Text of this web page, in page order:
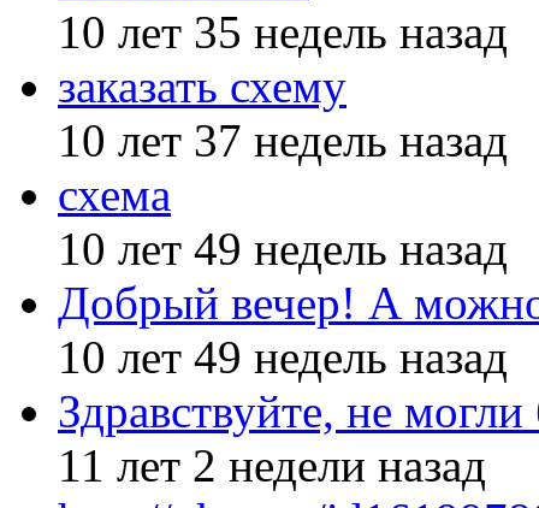
10 лет 35 недель назад
заказать схему
10 лет 37 недель назад
схема
10 лет 49 недель назад
Добрый вечер! А
10 лет 49 недель назад
Здравствуйте, не
11 лет 2 недели назад